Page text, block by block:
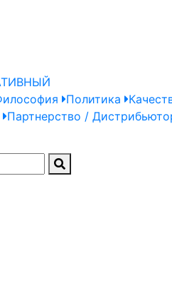
Политика
Партнерство /